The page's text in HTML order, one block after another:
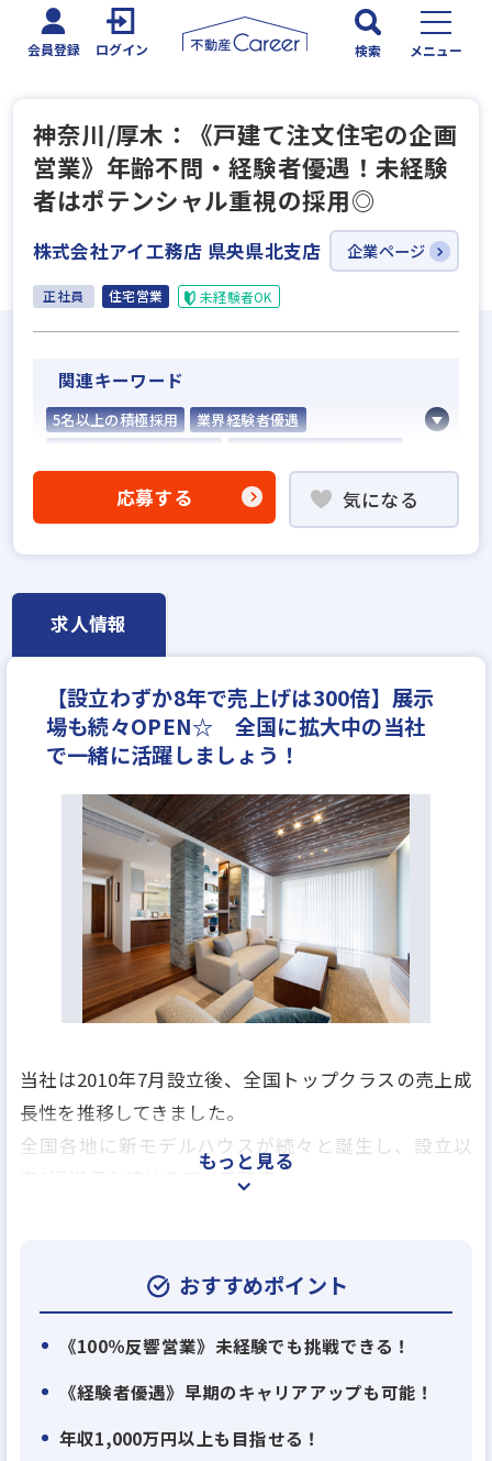
会員登録 ログイン 検索 メニュー
神奈川/厚木：《戸建て注文住宅の企画
営業》年齢不問・経験者優遇！未経験
者はポテンシャル重視の採用◎
株式会社アイ工務店 県央県北支店 企業ページ
正社員 住宅営業 未経験者OK
関連キーワード
5名以上の積極採用
業界経験者優遇
高級賃貸仲介営業の経験者歓迎
固定給25万円以上
宅建取引士歓迎
研修制度あり
マイカー通勤可
女性が活躍中
ノルマ無し
完全週休2日 休日シフト制 反響営業
応募する 気になる
求人情報
【設立わずか8年で売上げは300倍】展示
場も続々OPEN☆ 全国に拡大中の当社
で一緒に活躍しましょう！
当社は2010年7月設立後、全国トップクラスの売上成
長性を推移してきました。
全国各地に新モデルハウスが続々と誕生し、設立以
来2桁増収を続けるアイ工務店。
【当社について】
大阪を中心に、関西、中国、四国、九州、東海、北
まにご評価頂き、延べ1万件のお客さまとご縁を頂き
ました。
もっと見る
おすすめポイント
《100％反響営業》未経験でも挑戦できる！
《経験者優遇》早期のキャリアアップも可能！
年収1,000万円以上も目指せる！